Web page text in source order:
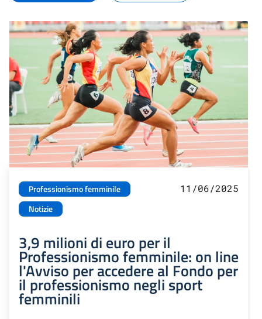
Professionismo femminile
Notizie
11/06/2025
3,9 milioni di euro per il
Professionismo femminile: on line
l'Avviso per accedere al Fondo per
il professionismo negli sport
femminili